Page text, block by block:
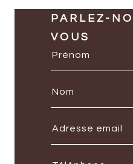
PARLEZ-
VOUS